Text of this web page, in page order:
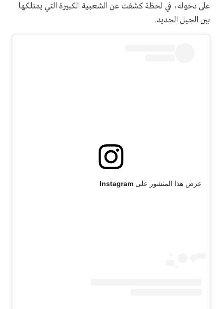
على دخوله، في لحظة كشفت عن الشعبية الكبيرة التي يمتلكها
بين الجيل الجديد.
عرض هذا المنشور على Instagram